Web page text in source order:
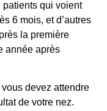
patients qui voient
6 mois, et d’autres
la première
année après
devez attendre
de votre nez.